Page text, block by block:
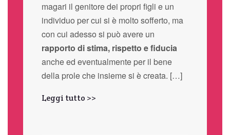
magari il genitore dei propri figli e un
individuo per cui si è molto sofferto, ma
con cui adesso si può avere un
rapporto di stima, rispetto e fiducia
anche ed eventualmente per il bene
della prole che insieme si è creata. […]
Leggi tutto >>